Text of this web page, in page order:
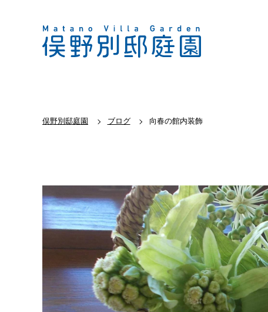
俣野別邸庭園 ブログ 向春の館内装飾